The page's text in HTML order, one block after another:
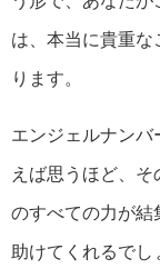
は、本当に貴重な
ります。
エンジェルナン
えば思うほど、
のすべての力が結
助けてくれるでし